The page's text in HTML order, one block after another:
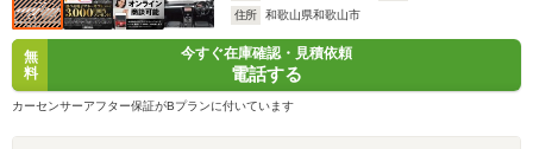
住所
和歌山県和歌山市
無
料
今すぐ在庫確認・見積依頼
電話する
カーセンサーアフター保証がBプランに付いています